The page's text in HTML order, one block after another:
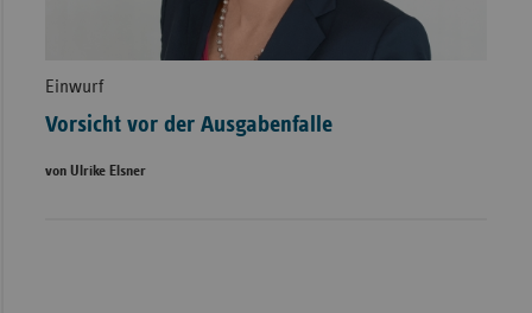
Einwurf
Vorsicht vor der Ausgabenfalle
von Ulrike Elsner